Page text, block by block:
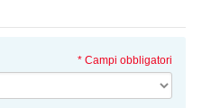
* Campi obbligatori